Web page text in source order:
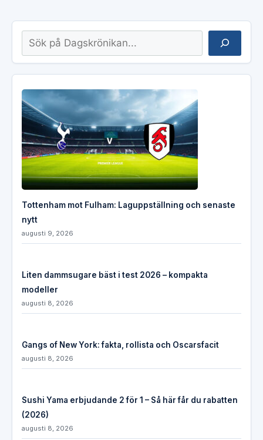
Sök
Tottenham mot Fulham: Laguppställning och senaste
nytt
augusti 9, 2026
Liten dammsugare bäst i test 2026 – kompakta
modeller
augusti 8, 2026
Gangs of New York: fakta, rollista och Oscarsfacit
augusti 8, 2026
Sushi Yama erbjudande 2 för 1 – Så här får du rabatten
(2026)
augusti 8, 2026